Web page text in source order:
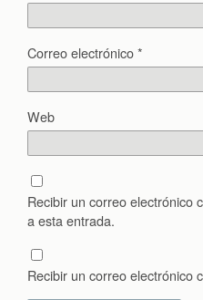
Correo electrónico*
Web
Recibir un correo electrónico
a esta entrada.
Recibir un correo electrónico